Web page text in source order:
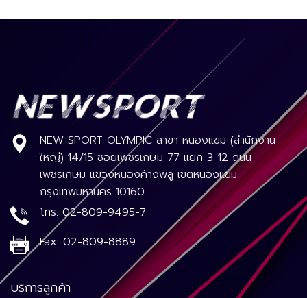
NEW SPORT OLYMPIC สาขา หนองแขม (สำนักงาน
ใหญ่) 14/15 ซอยเพชรเกษม 77 แยก 3-12 ถนน
เพชรเกษม แขวงหนองค้างพลู เขตหนองแขม
กรุงเทพมหานคร 10160
โทร. 02-809-9495-7
Fax. 02-809-8889
บริการลูกค้า